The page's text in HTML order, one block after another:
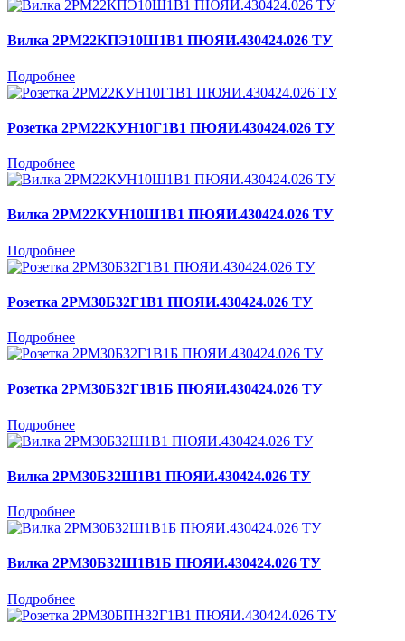
Вилка 2РМ22КПЭ10Ш1В1 ПЮЯИ.430424.026 ТУ
Подробнее
Розетка 2РМ22КУН10Г1В1 ПЮЯИ.430424.026 ТУ
Подробнее
Вилка 2РМ22КУН10Ш1В1 ПЮЯИ.430424.026 ТУ
Подробнее
Розетка 2РМ30Б32Г1В1 ПЮЯИ.430424.026 ТУ
Подробнее
Розетка 2РМ30Б32Г1В1Б ПЮЯИ.430424.026 ТУ
Подробнее
Вилка 2РМ30Б32Ш1В1 ПЮЯИ.430424.026 ТУ
Подробнее
Вилка 2РМ30Б32Ш1В1Б ПЮЯИ.430424.026 ТУ
Подробнее